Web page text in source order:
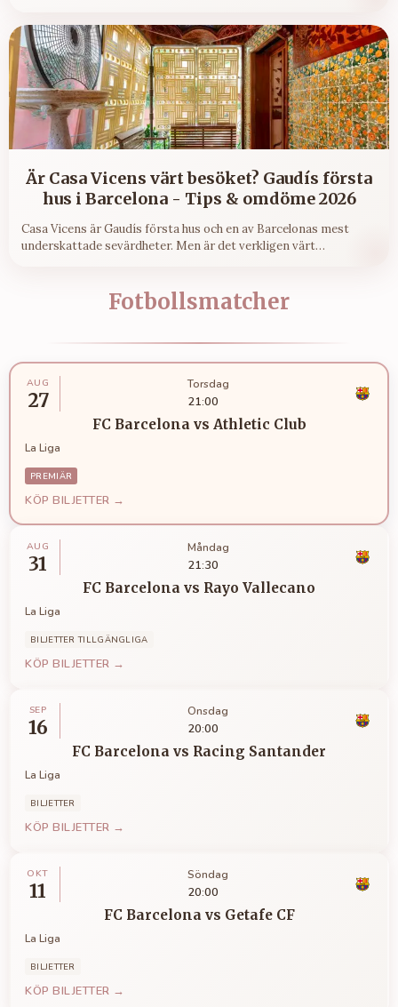
Är Casa Vicens värt besöket? Gaudís första
hus i Barcelona - Tips & omdöme 2026
Casa Vicens är Gaudís första hus och en av Barcelonas mest
underskattade sevärdheter. Men är det verkligen värt
Fotbollsmatcher
AUG
27
Torsdag
21:00
FC Barcelonavs Athletic Club
La Liga
PREMIÄR
KÖP BILJETTER →
AUG
31
Måndag
21:30
FC Barcelona vs Rayo Vallecano
La Liga
BILJETTER TILLGÄNGLIGA
KÖP BILJETTER →
SEP
16
Onsdag
20:00
FC Barcelona vs Racing Santander
La Liga
BILJETTER
KÖP BILJETTER →
OKT
11
Söndag
20:00
FC Barcelonavs Getafe CF
La Liga
BILJETTER
KÖP BILJETTER →